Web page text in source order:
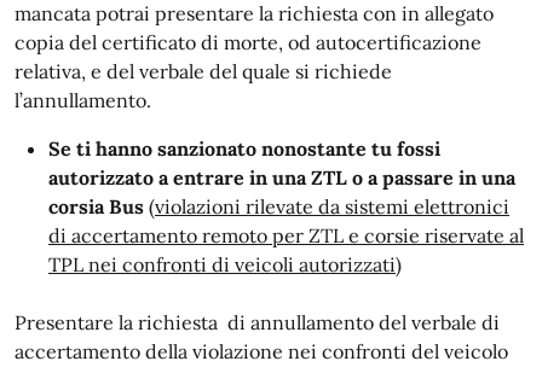
mancata potrai presentare la richiesta con in allegato
copia del certificato di morte, od autocertificazione
relativa, e del verbale del quale si richiede
l’annullamento.
Se ti hanno sanzionato nonostante tu fossi
autorizzato a entrare in una ZTL o a passare in una
corsia Bus (violazioni rilevate da sistemi elettronici
di accertamento remoto per ZTL e corsie riservate al
TPL nei confronti di veicoli autorizzati)
Presentare la richiesta di annullamento del verbale di
accertamento della violazione nei confronti del veicolo